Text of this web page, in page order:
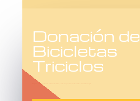
Donación de
Bicicletas
Triciclos
Aquí puedes solicitar la recolección de tu Donación de Bicicletas y Triciclos en Bogotá dona una Cicla o Triciclo en desuso dale una alegria